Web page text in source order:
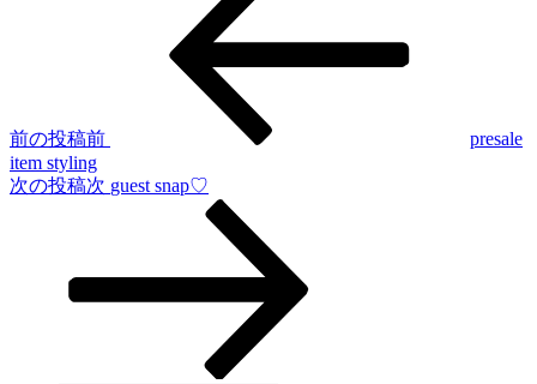
前の投稿前
presale
item styling
次の投稿次 guest snap♡